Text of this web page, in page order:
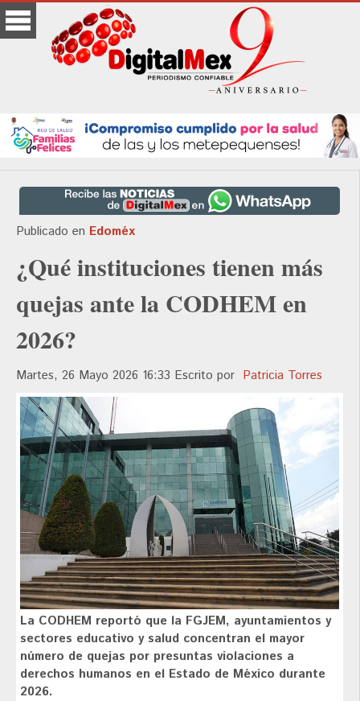
Publicado en Edoméx
¿Qué instituciones tienen más
quejas ante la CODHEM en
2026?
Martes, 26 Mayo 2026 16:33 Escrito por Patricia Torres
La CODHEM reportó que la FGJEM, ayuntamientos y
sectores educativo y salud concentran el mayor
número de quejas por presuntas violaciones a
derechos humanos en el Estado de México durante
2026.